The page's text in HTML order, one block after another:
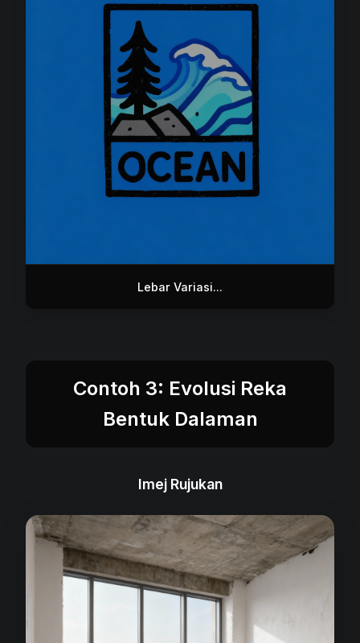
Lebar Variasi...
Contoh 3: Evolusi Reka
Bentuk Dalaman
Imej Rujukan